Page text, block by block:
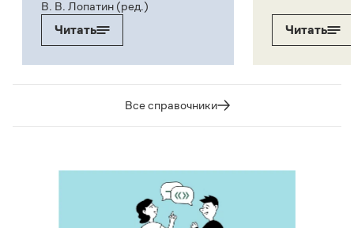
В. В. Лопатин (ред.)
Читать
Читать
Все справочники